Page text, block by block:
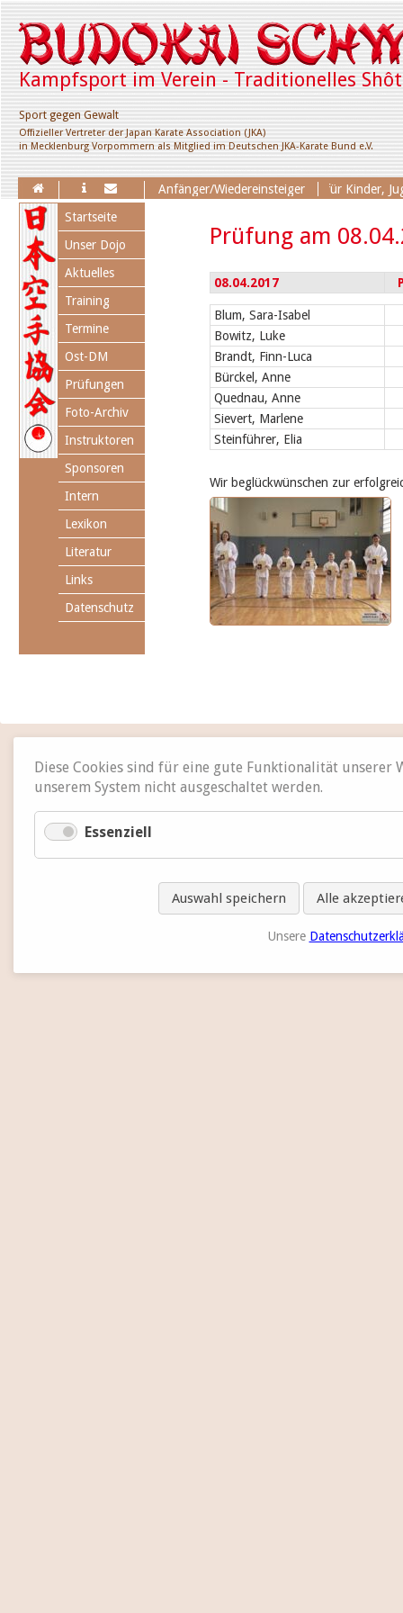
Kampfsport im Verein - Traditionelles
Sport gegen Gewalt
Offizieller Vertreter der Japan Karate Association (JKA)
in Mecklenburg Vorpommern als Mitglied im Deutschen JKA-Karate Bund e.V.
Anfänger/Wiedereinsteiger
Erweiterung des Trainingsangebotes für Kinder,
Prüfung am
08.04.2017
Blum, Sara-Isabel
Bowitz, Luke
Brandt, Finn-Luca
Bürckel, Anne
Quednau, Anne
Sievert, Marlene
Steinführer, Elia
Wir beglückwünschen zur
Navigation
überspringen
Startseite
Unser Dojo
Aktuelles
Training
Termine
Ost-DM
Prüfungen
Foto-Archiv
Instruktoren
Sponsoren
Intern
Lexikon
Literatur
Links
Datenschutz
Diese Cookies sind für eine gute Funktionalität
unserem System nicht ausgeschaltet werden.
Essenziell
Auswahl speichern Alle
Unsere